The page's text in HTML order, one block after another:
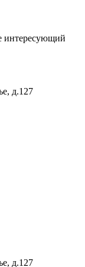
интересующий
д.127
д.127